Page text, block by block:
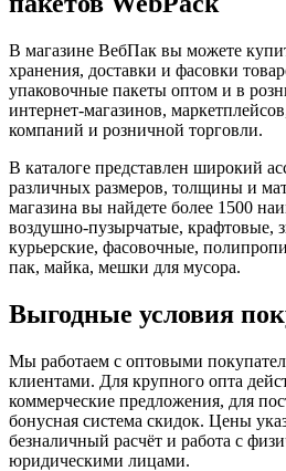
В магазине ВебПак вы можете
хранения, доставки и фасовки
упаковочные пакеты оптом и в
интернет-магазинов,
компаний и розничной торговли.
В каталоге представлен широкий
различных размеров, толщины и
магазина вы найдете более 1500
воздушно-пузырчатые, крафтовые,
курьерские, фасовочные,
пак, майка, мешки для мусора.
Выгодные условия
Мы работаем с оптовыми
клиентами. Для крупного опта
коммерческие предложения, для
бонусная система скидок. Цены
безналичный расчёт и работа с
юридическими лицами.